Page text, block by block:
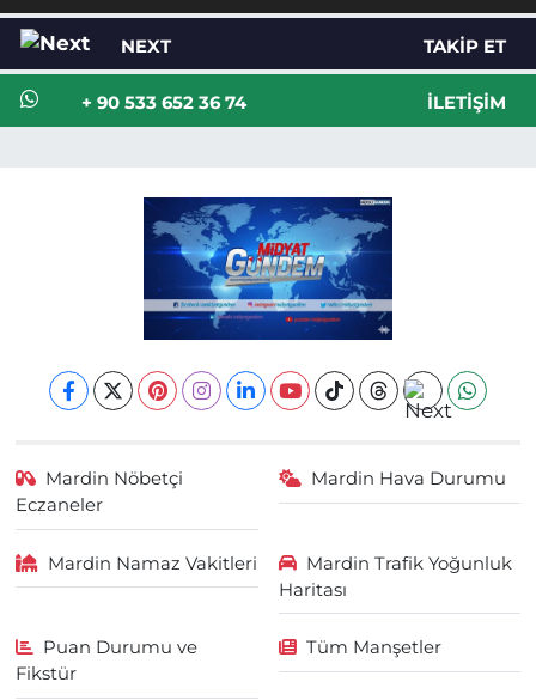
NEXT TAKIP ET
+ 90 533 652 36 74 İLETIŞIM
Mardin Nöbetçi
Eczaneler
Mardin Hava Durumu
Mardin Namaz Vakitleri
Mardin Trafik Yoğunluk
Haritası
Puan Durumu ve
Fikstür
Tüm Manşetler